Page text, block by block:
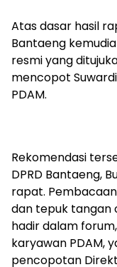
Atas dasar hasil
Bantaeng
resmi yang
mencopot
PDAM.
Rekomendasi
DPRD Bantaeng,
rapat.
dan tepuk tangan
hadir dalam
karyawan PDAM,
pencopotan